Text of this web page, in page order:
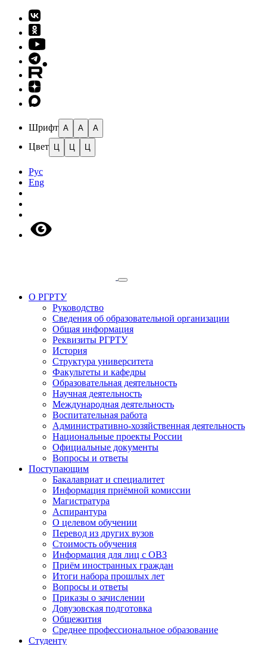
Шрифт A A A
Цвет Ц Ц Ц
Рус
Eng
О РГРТУ
Руководство
Сведения об образовательной организации
Общая информация
Реквизиты РГРТУ
История
Структура университета
Факультеты и кафедры
Образовательная деятельность
Научная деятельность
Международная деятельность
Воспитательная работа
Административно-хозяйственная деятельность
Национальные проекты России
Официальные документы
Вопросы и ответы
Поступающим
Бакалавриат и специалитет
Информация приёмной комиссии
Магистратура
Аспирантура
О целевом обучении
Перевод из других вузов
Стоимость обучения
Информация для лиц с ОВЗ
Приём иностранных граждан
Итоги набора прошлых лет
Вопросы и ответы
Приказы о зачислении
Довузовская подготовка
Общежития
Среднее профессиональное образование
Студенту